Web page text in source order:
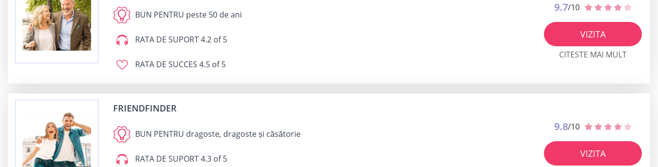
BUN PENTRU peste 50 de ani
RATA DE SUPORT4.2 of 5
RATA DE SUCCES 4.5 of 5
9.7/10
VIZITA
CITESTE MAI MULT
FRIENDFINDER
BUN PENTRU dragoste, dragoste și căsătorie
RATA DE SUPORT4.3 of 5
9.8/10
VIZITA